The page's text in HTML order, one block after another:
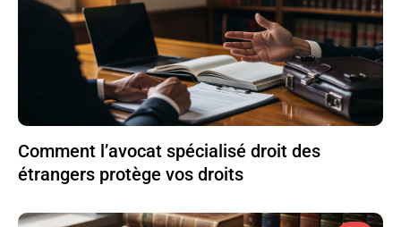
Comment l’avocat spécialisé droit des
étrangers protège vos droits